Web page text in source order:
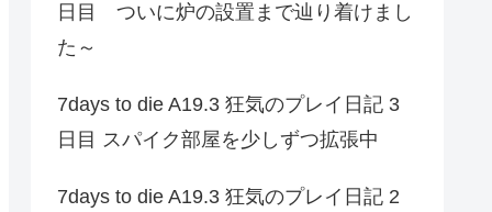
日目 ついに炉の設置まで辿り着けまし
た～
7days to die A19.3 狂気のプレイ日記 3
日目 スパイク部屋を少しずつ拡張中
7days to die A19.3 狂気のプレイ日記 2